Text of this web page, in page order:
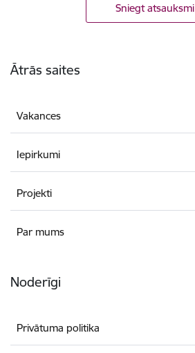
Sniegt atsauksmi
Ātrās saites
Vakances
Iepirkumi
Projekti
Par mums
Noderīgi
Privātuma politika